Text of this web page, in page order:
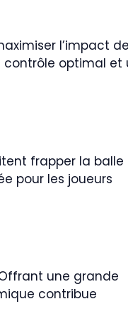
l’impact
contrôle optimal et
frapper la balle
pour les joueurs
une grande
contribue